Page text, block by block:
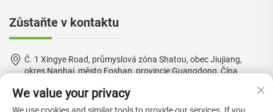
Zůstaňte v kontaktu
Č. 1 Xingye Road, průmyslová zóna Shatou, obec Jiujiang,
okres Nanhai, město Foshan, provincie Guangdong, Čína
+86-18924550960
We value your privacy